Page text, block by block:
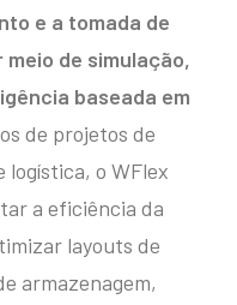
e a tomada de
de simulação,
baseada em
de projetos de
logística, o WFlex
a eficiência da
layouts de
armazenagem,